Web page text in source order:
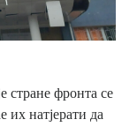
стране фронта се
их натјерати да